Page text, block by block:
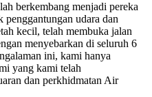
berkembang menjadi pereka
penggantungan udara dan
kecil, telah membuka jalan
menyebarkan di seluruh 6
ini, kami hanya
yang kami telah
dan perkhidmatan Air